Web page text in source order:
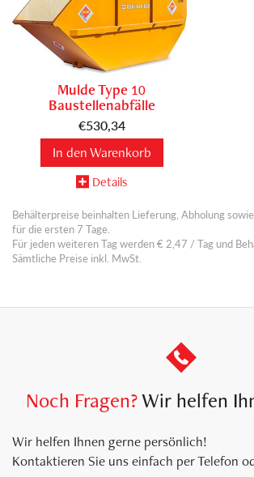
Mulde Type 10
Baustellenabfälle
€530,34
In den Warenkorb
Details
Behälterpreise beinhalten Lieferung, Abholung
für die ersten 7 Tage.
Für jeden weiteren Tag werden € 2,47 / Tag und
Sämtliche Preise inkl. MwSt.
Noch Fragen?Wir helfen
Wir helfen Ihnen gerne persönlich!
Kontaktieren Sie uns einfach per Telefon